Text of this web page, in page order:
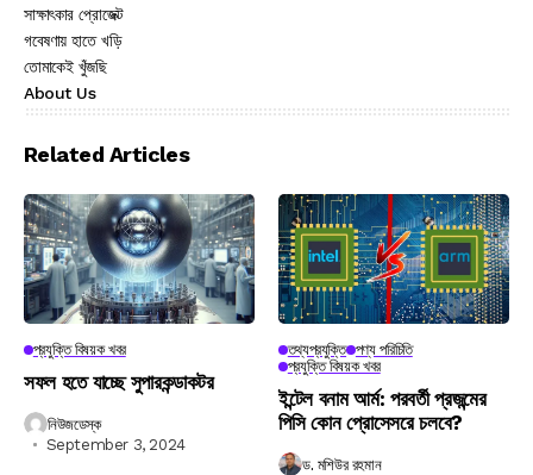
সাক্ষাৎকার প্রোজেক্ট
গবেষণায় হাতে খড়ি
তোমাকেই খুঁজছি
About Us
Related Articles
প্রযুক্তি বিষয়ক খবর
সফল হতে যাচ্ছে সুপারকন্ডাকটর
নিউজডেস্ক
September 3, 2024
তথ্যপ্রযুক্তি পণ্য পরিচিতি
প্রযুক্তি বিষয়ক খবর
ইন্টেল বনাম আর্ম: পরবর্তী প্রজন্মের
পিসি কোন প্রোসেসরে চলবে?
ড. মশিউর রহমান